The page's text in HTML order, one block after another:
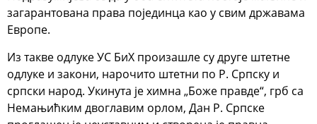
загарантована права појединца као у свим државама
Европе.
Из такве одлуке УС БиХ произашле су друге штетне
одлуке и закони, нарочито штетни по Р. Српску и
српски народ. Укинута је химна „Боже правде“, грб са
Немањићким двоглавим орлом, Дан Р. Српске